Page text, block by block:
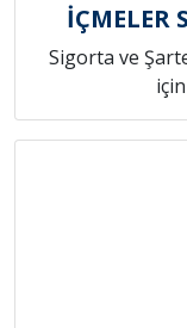
İÇMELER
Sigorta ve